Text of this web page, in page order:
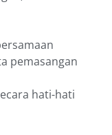
pemasangan
hati-hati